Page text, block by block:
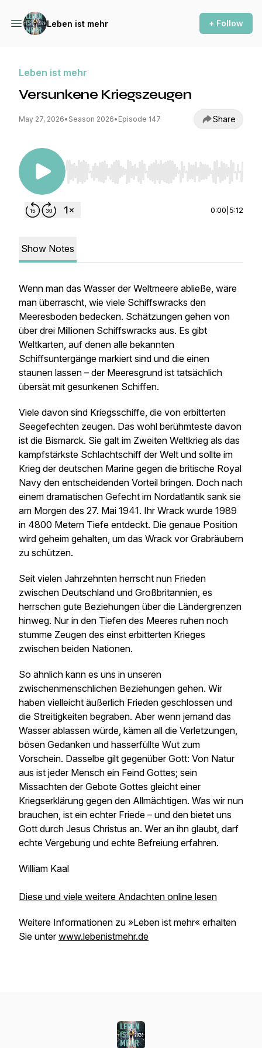
Leben ist mehr + Follow
Leben ist mehr
Versunkene Kriegszeugen
May 27, 2026• Season 2026• Episode 147 Share
Use Left/Right to seek, Home/End to jump to
0:00 5:12
Show Notes
Wenn man das Wasser der Weltmeere abließe, wäre
man überrascht, wie viele Schiffswracks den
Meeresboden bedecken. Schätzungen gehen von
über drei Millionen Schiffswracks aus. Es gibt
Weltkarten, auf denen alle bekannten
Schiffsuntergänge markiert sind und die einen
staunen lassen – der Meeresgrund ist tatsächlich
übersät mit gesunkenen Schiffen.
Viele davon sind Kriegsschiffe, die von erbitterten
Seegefechten zeugen. Das wohl berühmteste davon
ist die Bismarck. Sie galt im Zweiten Weltkrieg als das
kampfstärkste Schlachtschiff der Welt und sollte im
Krieg der deutschen Marine gegen die britische Royal
Navy den entscheidenden Vorteil bringen. Doch nach
einem dramatischen Gefecht im Nordatlantik sank sie
am Morgen des 27. Mai 1941. Ihr Wrack wurde 1989
in 4800 Metern Tiefe entdeckt. Die genaue Position
wird geheim gehalten, um das Wrack vor Grabräubern
zu schützen.
Seit vielen Jahrzehnten herrscht nun Frieden
zwischen Deutschland und Großbritannien, es
herrschen gute Beziehungen über die Ländergrenzen
hinweg. Nur in den Tiefen des Meeres ruhen noch
stumme Zeugen des einst erbitterten Krieges
zwischen beiden Nationen.
So ähnlich kann es uns in unseren
zwischenmenschlichen Beziehungen gehen. Wir
haben vielleicht äußerlich Frieden geschlossen und
die Streitigkeiten begraben. Aber wenn jemand das
Wasser ablassen würde, kämen all die Verletzungen,
bösen Gedanken und hasserfüllte Wut zum
Vorschein. Dasselbe gilt gegenüber Gott: Von Natur
aus ist jeder Mensch ein Feind Gottes; sein
Missachten der Gebote Gottes gleicht einer
Kriegserklärung gegen den Allmächtigen. Was wir nun
brauchen, ist ein echter Friede – und den bietet uns
Gott durch Jesus Christus an. Wer an ihn glaubt, darf
echte Vergebung und echte Befreiung erfahren.
William Kaal
Diese und viele weitere Andachten online lesen
Weitere Informationen zu »Leben ist mehr« erhalten
Sie unterwww.lebenistmehr.de